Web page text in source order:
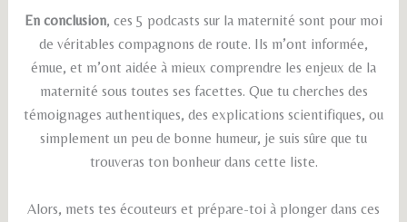
En conclusion, ces 5 podcasts sur la maternité sont pour moi
de véritables compagnons de route. Ils m’ont informée,
émue, et m’ont aidée à mieux comprendre les enjeux de la
maternité sous toutes ses facettes. Que tu cherches des
témoignages authentiques, des explications scientifiques, ou
simplement un peu de bonne humeur, je suis sûre que tu
trouveras ton bonheur dans cette liste.
Alors, mets tes écouteurs et prépare-toi à plonger dans ces